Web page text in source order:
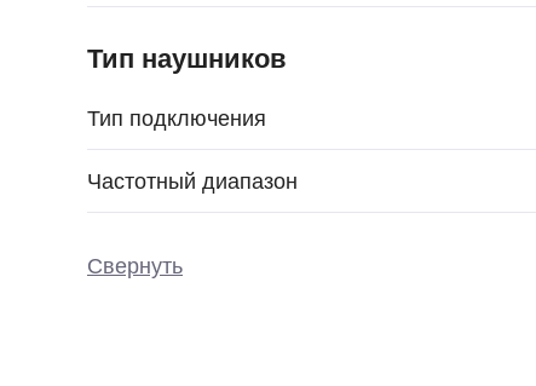
Тип наушников
Тип подключения
Частотный диапазон
Свернуть